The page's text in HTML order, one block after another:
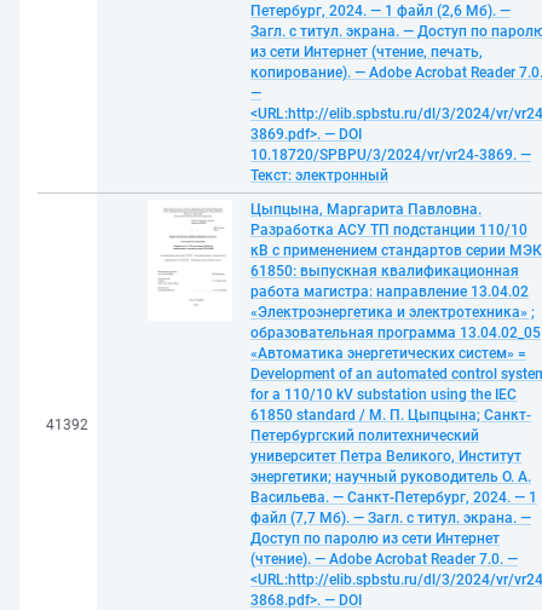
Петербург, 2024. — 1 файл (2,6 Мб). —
Загл. с титул. экрана. — Доступ по
из сети Интернет (чтение, печать,
копирование). — Adobe Acrobat Reader 7.0.
—
<URL:http://elib.spbstu.ru/dl/3/2024/vr/
3869.pdf>. — DOI
10.18720/SPBPU/3/2024/vr/vr24-3869. —
Текст: электронный
41392
Цыпцына, Маргарита Павловна.
Разработка АСУ ТП подстанции 110/10
кВ с применением стандартов серии МЭК
61850: выпускная квалификационная
работа магистра: направление 13.04.02
«Электроэнергетика и электротехника» ;
образовательная программа 13.04.02_05
«Автоматика энергетических систем» =
Development of an automated control
for a 110/10 kV substation using the IEC
61850 standard / М. П. Цыпцына; Санкт-
Петербургский политехнический
университет Петра Великого, Институт
энергетики; научный руководитель О. А.
Васильева. — Санкт-Петербург, 2024. — 1
файл (7,7 Мб). — Загл. с титул. экрана. —
Доступ по паролю из сети Интернет
(чтение). — Adobe Acrobat Reader 7.0. —
<URL:http://elib.spbstu.ru/dl/3/2024/vr/
3868.pdf>. — DOI